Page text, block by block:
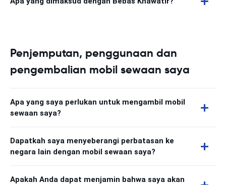
Penjemputan, penggunaan dan
pengembalian mobil sewaan saya
Apa yang saya perlukan untuk mengambil mobil
sewaan saya?
Dapatkah saya menyeberangi perbatasan ke
negara lain dengan mobil sewaan saya?
Apakah Anda dapat menjamin bahwa saya akan